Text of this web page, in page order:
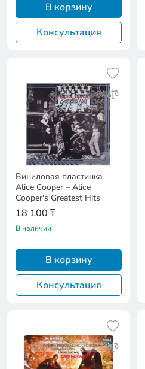
В корзину
Консультация
Виниловая пластинка
Alice Cooper – Alice
Cooper's Greatest Hits
18 100 ₸
В наличии
В корзину
Консультация